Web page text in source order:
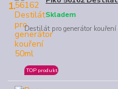
1.
Destilát pro generátor
Skladem
TOP produkt